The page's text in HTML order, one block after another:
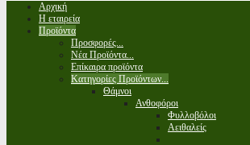
Αρχική
Η εταιρεία
Προϊόντα
Προσφορές...
Νέα Προϊόντα...
Επίκαιρα προϊόντα
Κατηγορίες Προϊόντων...
Θάμνοι
Ανθοφόροι
Φυλλοβόλοι
Αειθαλείς